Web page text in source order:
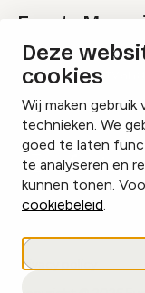
Deze
cookies
Wij maken gebruik
technieken. We
goed te laten
te analyseren en
kunnen tonen.
cookiebeleid.
Events
Ik
InstagramFacebook
Cookies beheren
Privacy policy